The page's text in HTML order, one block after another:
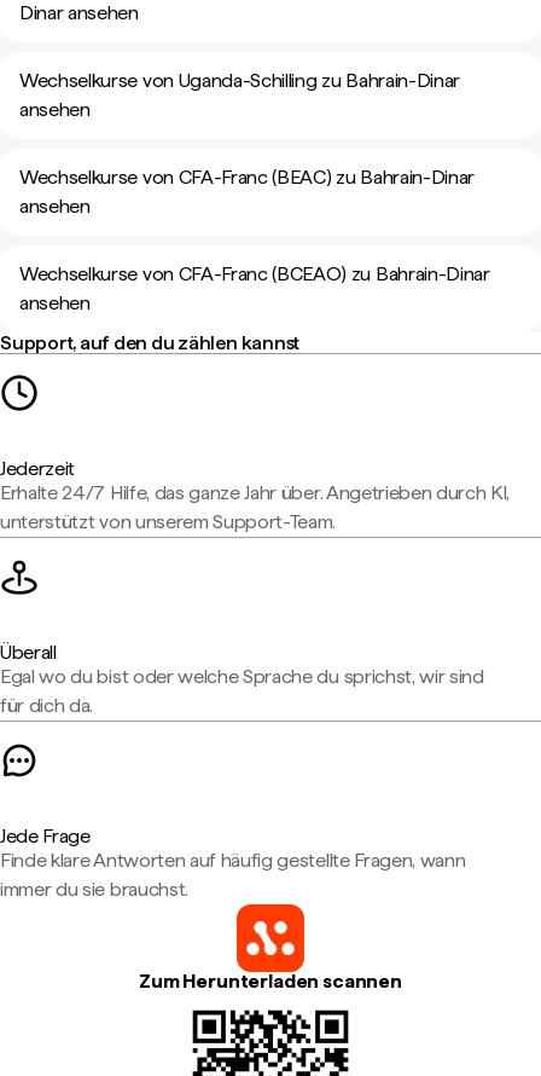
Dinar ansehen
Wechselkurse von Uganda-Schilling zu Bahrain-Dinar
ansehen
Wechselkurse von CFA-Franc (BEAC) zu Bahrain-Dinar
ansehen
Wechselkurse von CFA-Franc (BCEAO) zu Bahrain-Dinar
ansehen
Support, auf den du zählen kannst
Jederzeit
Erhalte 24/7 Hilfe, das ganze Jahr über. Angetrieben durch KI,
unterstützt von unserem Support-Team.
Überall
Egal wo du bist oder welche Sprache du sprichst, wir sind
für dich da.
Jede Frage
Finde klare Antworten auf häufig gestellte Fragen, wann
immer du sie brauchst.
Zum Herunterladen scannen